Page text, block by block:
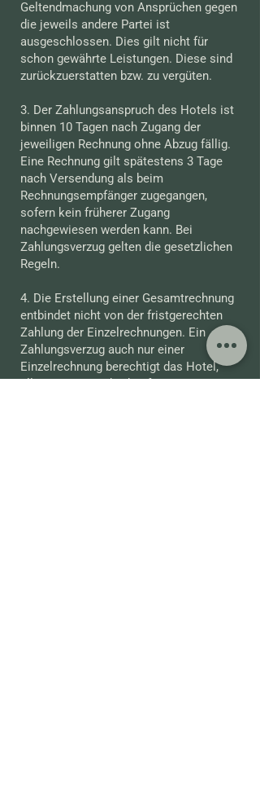
Geltendmachung von Ansprüchen gegen
die jeweils andere Partei ist
ausgeschlossen. Dies gilt nicht für
schon gewährte Leistungen. Diese sind
zurückzuerstatten bzw. zu vergüten.
3. Der Zahlungsanspruch des Hotels ist
binnen 10 Tagen nach Zugang der
jeweiligen Rechnung ohne Abzug fällig.
Eine Rechnung gilt spätestens 3 Tage
nach Versendung als beim
Rechnungsempfänger zugegangen,
sofern kein früherer Zugang
nachgewiesen werden kann. Bei
Zahlungsverzug gelten die gesetzlichen
Regeln.
4. Die Erstellung einer Gesamtrechnung
entbindet nicht von der fristgerechten
Zahlung der Einzelrechnungen. Ein
Zahlungsverzug auch nur einer
Einzelrechnung berechtigt das Hotel,
alle weiteren und zukünftigen